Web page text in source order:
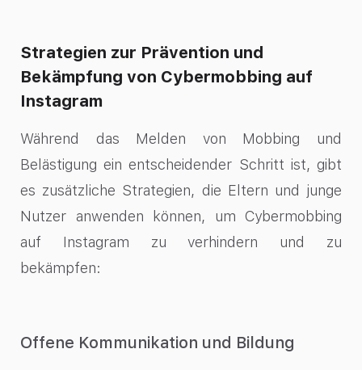
Strategien zur Prävention und
Bekämpfung von Cybermobbing auf
Instagram
Während das Melden von Mobbing und
Belästigung ein entscheidender Schritt ist, gibt
es zusätzliche Strategien, die Eltern und junge
Nutzer anwenden können, um Cybermobbing
auf Instagram zu verhindern und zu
bekämpfen:
Offene Kommunikation und Bildung